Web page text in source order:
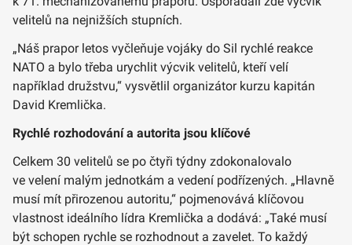
velitelů na nejnižších stupních.
„Náš prapor letos vyčleňuje vojáky do Sil rychlé reakce
NATO a bylo třeba urychlit výcvik velitelů, kteří velí
například družstvu,“ vysvětlil organizátor kurzu kapitán
David Kremlička.
Rychlé rozhodování a autorita jsou klíčové
Celkem 30 velitelů se po čtyři týdny zdokonalovalo
ve velení malým jednotkám a vedení podřízených. „Hlavně
musí mít přirozenou autoritu,“ pojmenovává klíčovou
vlastnost ideálního lídra Kremlička a dodává: „Také musí
být schopen rychle se rozhodnout a zavelet. To každý